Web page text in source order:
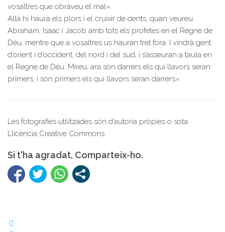
vosaltres que obràveu el mal».
Allà hi haurà els plors i el cruixir de dents, quan veureu
Abraham, Isaac i Jacob amb tots els profetes en el Regne de
Déu, mentre que a vosaltres us hauran tret fora. I vindrà gent
d’orient i d’occident, del nord i del sud, i s’asseuran a taula en
el Regne de Déu. Mireu, ara són darrers els qui llavors seran
primers, i són primers els qui llavors seran darrers».
Les fotografies utilitzades són d’autoria pròpies o sota
Llicència Creative Commons.
Si t'ha agradat, Comparteix-ho.